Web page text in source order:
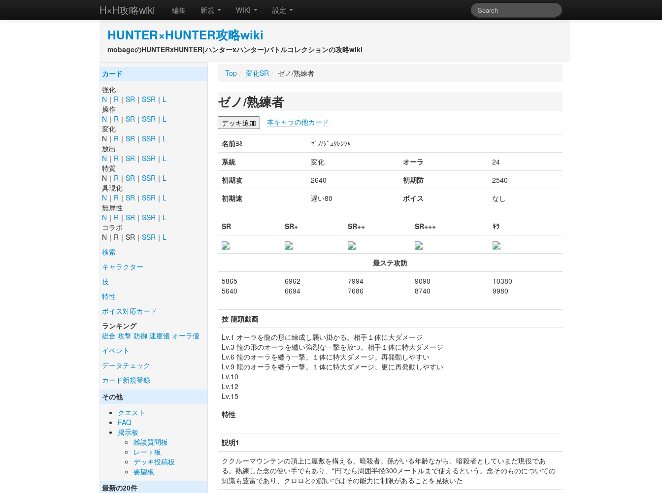
H×H攻略wiki 編集 新規 WIKI 設定
HUNTER×HUNTER攻略wiki
mobageのHUNTERxHUNTER(ハンターxハンター)バトルコレクションの攻略wiki
カード
強化
N ｜ R ｜ SR ｜ SSR ｜ L
操作
N ｜ R ｜ SR ｜ SSR ｜ L
変化
N｜ R ｜ SR ｜ SSR ｜ L
放出
N ｜ R ｜ SR ｜ SSR ｜ L
特質
N｜ R ｜ SR ｜ SSR ｜ L
具現化
N ｜ R ｜ SR ｜ SSR ｜ L
無属性
N ｜ R ｜ SR ｜ SSR ｜ L
コラボ
N｜R｜SR｜ SSR ｜ L
検索
キャラクター
技
特性
ボイス対応カード
ランキング
総合 攻撃 防御 速度優 オーラ優
イベント
データチェック
カード新規登録
その他
クエスト
FAQ
掲示板
雑談質問板
レート板
デッキ投稿板
要望板
最新の20件
Top / 変化SR / ゼノ/熟練者
ゼノ/熟練者
本キャラの他カード
名前ﾖﾐ
ｾﾞﾉ/ｼﾞｭｸﾚﾝｼｬ
系統
変化 オーラ
24
初期攻
2640 初期防
2540
初期速
遅い80 ボイス なし
SR SR+ SR++ SR+++ ｷﾗ
最ステ攻防
5865
5640
6962
6694
7994
7686
9090
8740
10380
9980
技 龍頭戯画
Lv.1 オーラを龍の形に練成し襲い掛かる。相手１体に大ダメージ
Lv.3 龍の形のオーラを纏い強烈な一撃を放つ。相手１体に特大ダメージ
Lv.6 龍のオーラを纏う一撃。１体に特大ダメージ。再発動しやすい
Lv.9 龍のオーラを纏う一撃。１体に特大ダメージ。更に再発動しやすい
Lv.10
Lv.12
Lv.15
特性
説明1
ククルーマウンテンの頂上に屋敷を構える、暗殺者。孫がいる年齢ながら、暗殺者としていまだ現役であ
る。熟練した念の使い手でもあり、“円”なら周囲半径300メートルまで使えるという。念そのものについての
知識も豊富であり、クロロとの闘いではその能力に制限があることを見抜いた